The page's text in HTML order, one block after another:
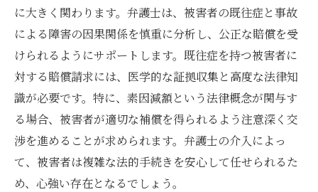
に大きく関わります。弁護士は、被害者の既往症と事故
による障害の因果関係を慎重に分析し、公正な賠償を受
けられるようにサポートします。既往症を持つ被害者に
対する賠償請求には、医学的な証拠収集と高度な法律知
識が必要です。特に、素因減額という法律概念が関与す
る場合、被害者が適切な補償を得られるよう注意深く交
渉を進めることが求められます。弁護士の介入によっ
て、被害者は複雑な法的手続きを安心して任せられるた
め、心強い存在となるでしょう。